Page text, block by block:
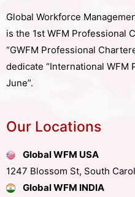
Global Workforce
is the 1st WFM Professional
“GWFM Professional
dedicate “International WFM
June”.
Our Locations
Global WFM USA
1247 Blossom St, South
Global WFM INDIA